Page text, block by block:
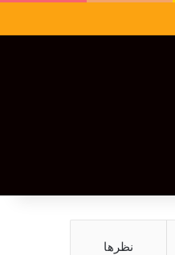
نظرها